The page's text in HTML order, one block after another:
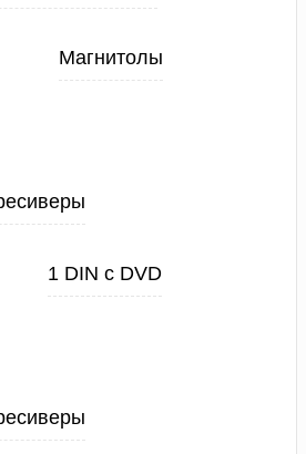
Магнитолы
1 DIN с DVD